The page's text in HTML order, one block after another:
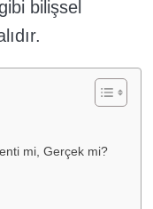
bilişsel
mi, Gerçek mi?